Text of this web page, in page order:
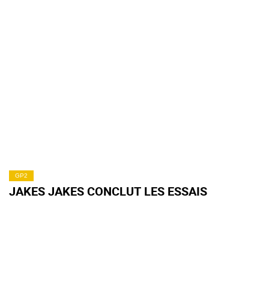
GP2
JAKES JAKES CONCLUT LES ESSAIS